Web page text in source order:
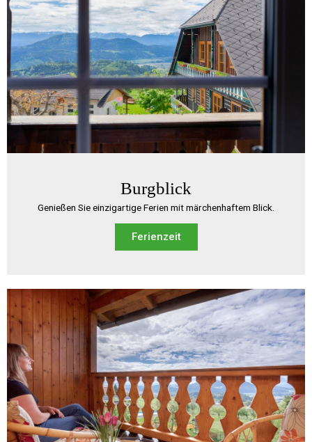
Burgblick
Genießen Sie einzigartige Ferien mit märchenhaftem Blick.
Ferienzeit